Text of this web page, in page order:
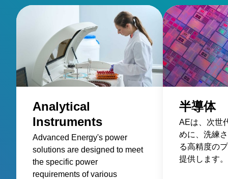
Analytical
Instruments
Advanced Energy's power
solutions are designed to meet
the specific power
requirements of various
半導体
AEは、次世
めに、洗練
る高精度の
提供します。